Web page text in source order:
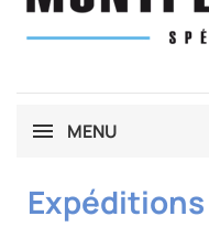
MENU
Expéditions